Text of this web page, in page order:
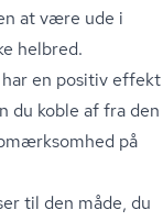
at være ude i
helbred.
en positiv effekt
du koble af fra den
på
til den måde, du